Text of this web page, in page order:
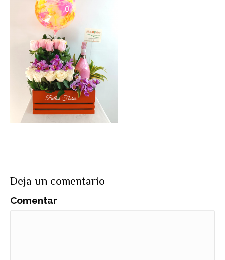
Deja un comentario
Comentar